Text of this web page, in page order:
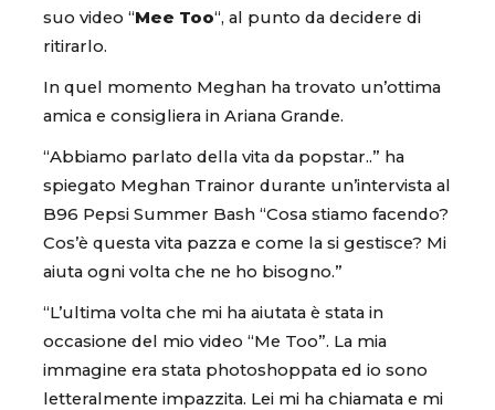
suo video “Mee Too“, al punto da decidere di
ritirarlo.
In quel momento Meghan ha trovato un’ottima
amica e consigliera in Ariana Grande.
“Abbiamo parlato della vita da popstar..” ha
spiegato Meghan Trainor durante un’intervista al
B96 Pepsi Summer Bash “Cosa stiamo facendo?
Cos’è questa vita pazza e come la si gestisce? Mi
aiuta ogni volta che ne ho bisogno.”
“L’ultima volta che mi ha aiutata è stata in
occasione del mio video “Me Too”. La mia
immagine era stata photoshoppata ed io sono
letteralmente impazzita. Lei mi ha chiamata e mi